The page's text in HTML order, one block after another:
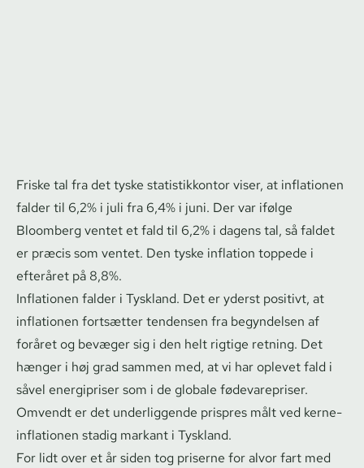
Friske tal fra det tyske sta­ti­stik­kon­tor viser, at inflationen
falder til 6,2% i juli fra 6,4% i juni. Der var ifølge
Bloomberg ventet et fald til 6,2% i dagens tal, så faldet
er præcis som ventet. Den tyske inflation toppede i
efteråret på 8,8%.
Inflationen falder i Tyskland. Det er yderst positivt, at
inflationen fortsætter tendensen fra begyndelsen af
foråret og bevæger sig i den helt rigtige retning. Det
hænger i høj grad sammen med, at vi har oplevet fald i
såvel energipriser som i de globale fødevarepriser.
Omvendt er det underliggende prispres målt ved ker­ne­
in­f­la­tio­nen stadig markant i Tyskland.
For lidt over et år siden tog priserne for alvor fart med